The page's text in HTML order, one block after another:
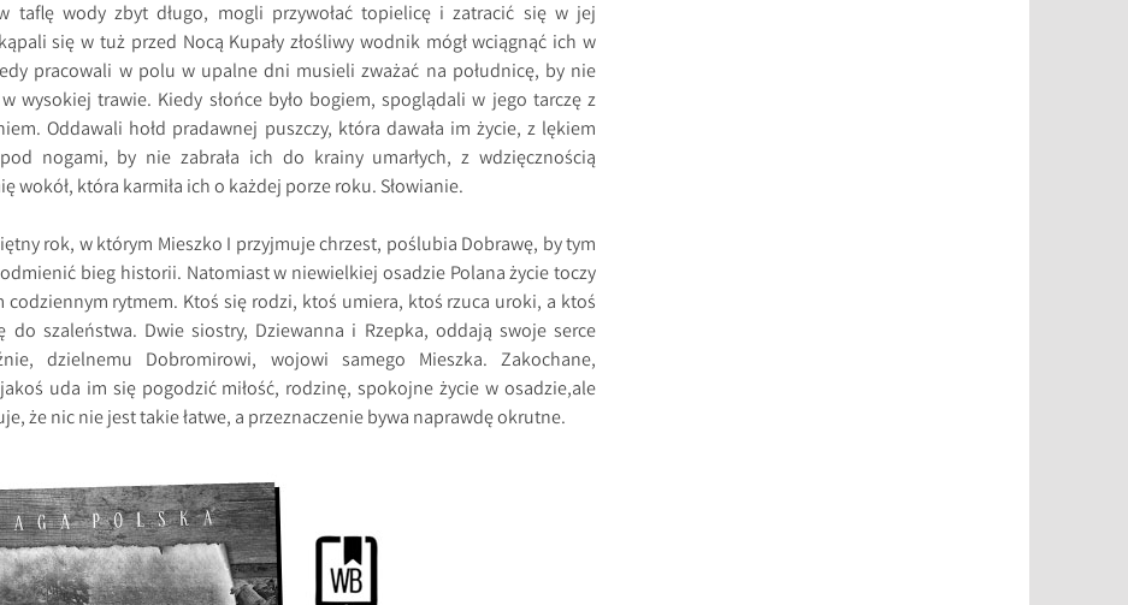
taflę wody zbyt długo, mogli przywołać topielicę i zatracić się w jej
się w tuż przed Nocą Kupały złośliwy wodnik mógł wciągnąć ich w
pracowali w polu w upalne dni musieli zważać na południcę, by nie
wysokiej trawie. Kiedy słońce było bogiem, spoglądali w jego tarczę z
Oddawali hołd pradawnej puszczy, która dawała im życie, z lękiem
nogami, by nie zabrała ich do krainy umarłych, z wdzięcznością
wokół, która karmiła ich o każdej porze roku. Słowianie.
rok, w którym Mieszko I przyjmuje chrzest, poślubia Dobrawę, by tym
bieg historii. Natomiast w niewielkiej osadzie Polana życie toczy
codziennym rytmem. Ktoś się rodzi, ktoś umiera, ktoś rzuca uroki, a ktoś
do szaleństwa. Dwie siostry, Dziewanna i Rzepka, oddają swoje serce
dzielnemu Dobromirowi, wojowi samego Mieszka. Zakochane,
uda im się pogodzić miłość, rodzinę, spokojne życie w osadzie,ale
że nic nie jest takie łatwe, a przeznaczenie bywa naprawdę okrutne.